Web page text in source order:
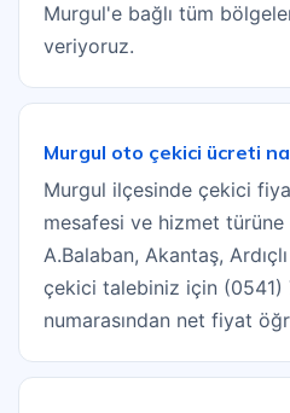
Murgul'e bağlı tüm
veriyoruz.
Murgul oto çekici ücreti
Murgul ilçesinde çekici
mesafesi ve hizmet
A.Balaban, Akantaş,
çekici talebiniz için (0541)
numarasından net fiyat